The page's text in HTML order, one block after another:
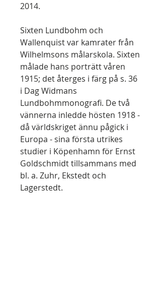
2014.
Sixten Lundbohm och
Wallenquist var kamrater från
Wilhelmsons målarskola. Sixten
målade hans porträtt våren
1915; det återges i färg på s. 36
i Dag Widmans
Lundbohmmonografi. De två
vännerna inledde hösten 1918 -
då världskriget ännu pågick i
Europa - sina första utrikes
studier i Köpenhamn för Ernst
Goldschmidt tillsammans med
bl. a. Zuhr, Ekstedt och
Lagerstedt.